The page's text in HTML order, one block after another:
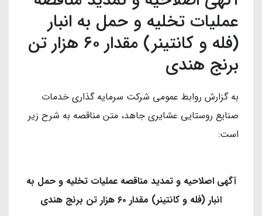
عملیات تخلیه و حمل به انبار
(فله و کانتینر) مقدار ۶۰ هزار تن
برنج هندی
به گزارش روابط عمومی شرکت سرمایه گذاری خدمات
صنایع روستایی عشایری جاهد، متن مناقصه به شرح زیر
است:
آگهی اصلاحیه و تمدید مناقصه عملیات تخلیه و حمل به
انبار (فله و کانتینر) مقدار ۶۰ هزار تن برنج هندی